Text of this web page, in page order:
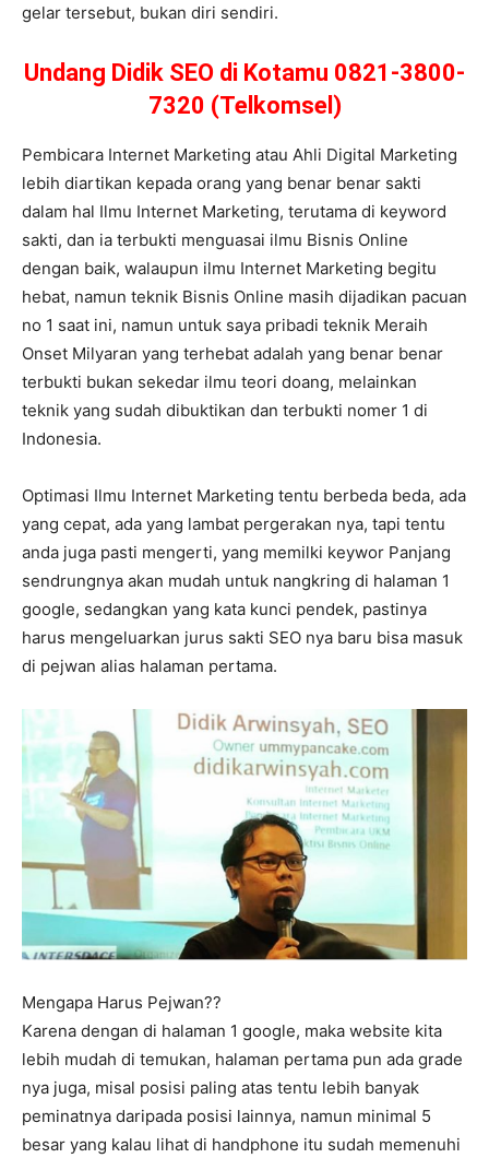
gelar tersebut, bukan diri sendiri.
Undang Didik SEO di Kotamu 0821-3800-
7320 (Telkomsel)
Pembicara Internet Marketing atau Ahli Digital Marketing
lebih diartikan kepada orang yang benar benar sakti
dalam hal Ilmu Internet Marketing, terutama di keyword
sakti, dan ia terbukti menguasai ilmu Bisnis Online
dengan baik, walaupun ilmu Internet Marketing begitu
hebat, namun teknik Bisnis Online masih dijadikan pacuan
no 1 saat ini, namun untuk saya pribadi teknik Meraih
Onset Milyaran yang terhebat adalah yang benar benar
terbukti bukan sekedar ilmu teori doang, melainkan
teknik yang sudah dibuktikan dan terbukti nomer 1 di
Indonesia.
Optimasi Ilmu Internet Marketing tentu berbeda beda, ada
yang cepat, ada yang lambat pergerakan nya, tapi tentu
anda juga pasti mengerti, yang memilki keywor Panjang
sendrungnya akan mudah untuk nangkring di halaman 1
google, sedangkan yang kata kunci pendek, pastinya
harus mengeluarkan jurus sakti SEO nya baru bisa masuk
di pejwan alias halaman pertama.
Mengapa Harus Pejwan??
Karena dengan di halaman 1 google, maka website kita
lebih mudah di temukan, halaman pertama pun ada grade
nya juga, misal posisi paling atas tentu lebih banyak
peminatnya daripada posisi lainnya, namun minimal 5
besar yang kalau lihat di handphone itu sudah memenuhi